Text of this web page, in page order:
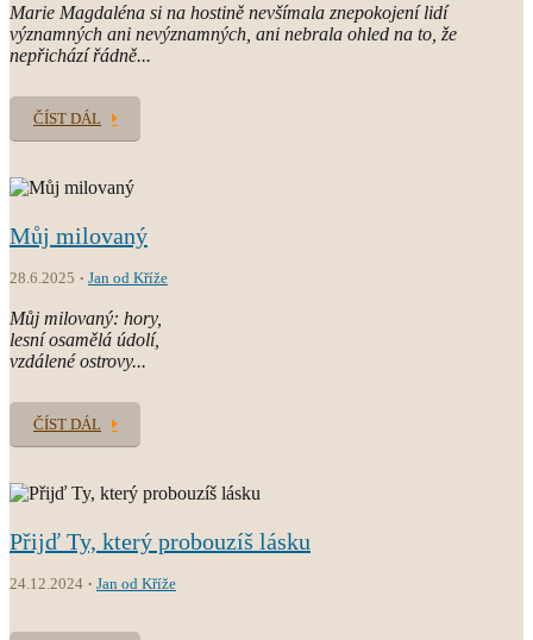
Marie Magdaléna si na hostině nevšímala znepokojení lidí
významných ani nevýznamných, ani nebrala ohled na to, že
nepřichází řádně...
ČÍST DÁL
Můj milovaný
28.6.2025 Jan od Kříže
Můj milovaný: hory,
lesní osamělá údolí,
vzdálené ostrovy...
ČÍST DÁL
Přijď Ty, který probouzíš lásku
24.12.2024 Jan od Kříže